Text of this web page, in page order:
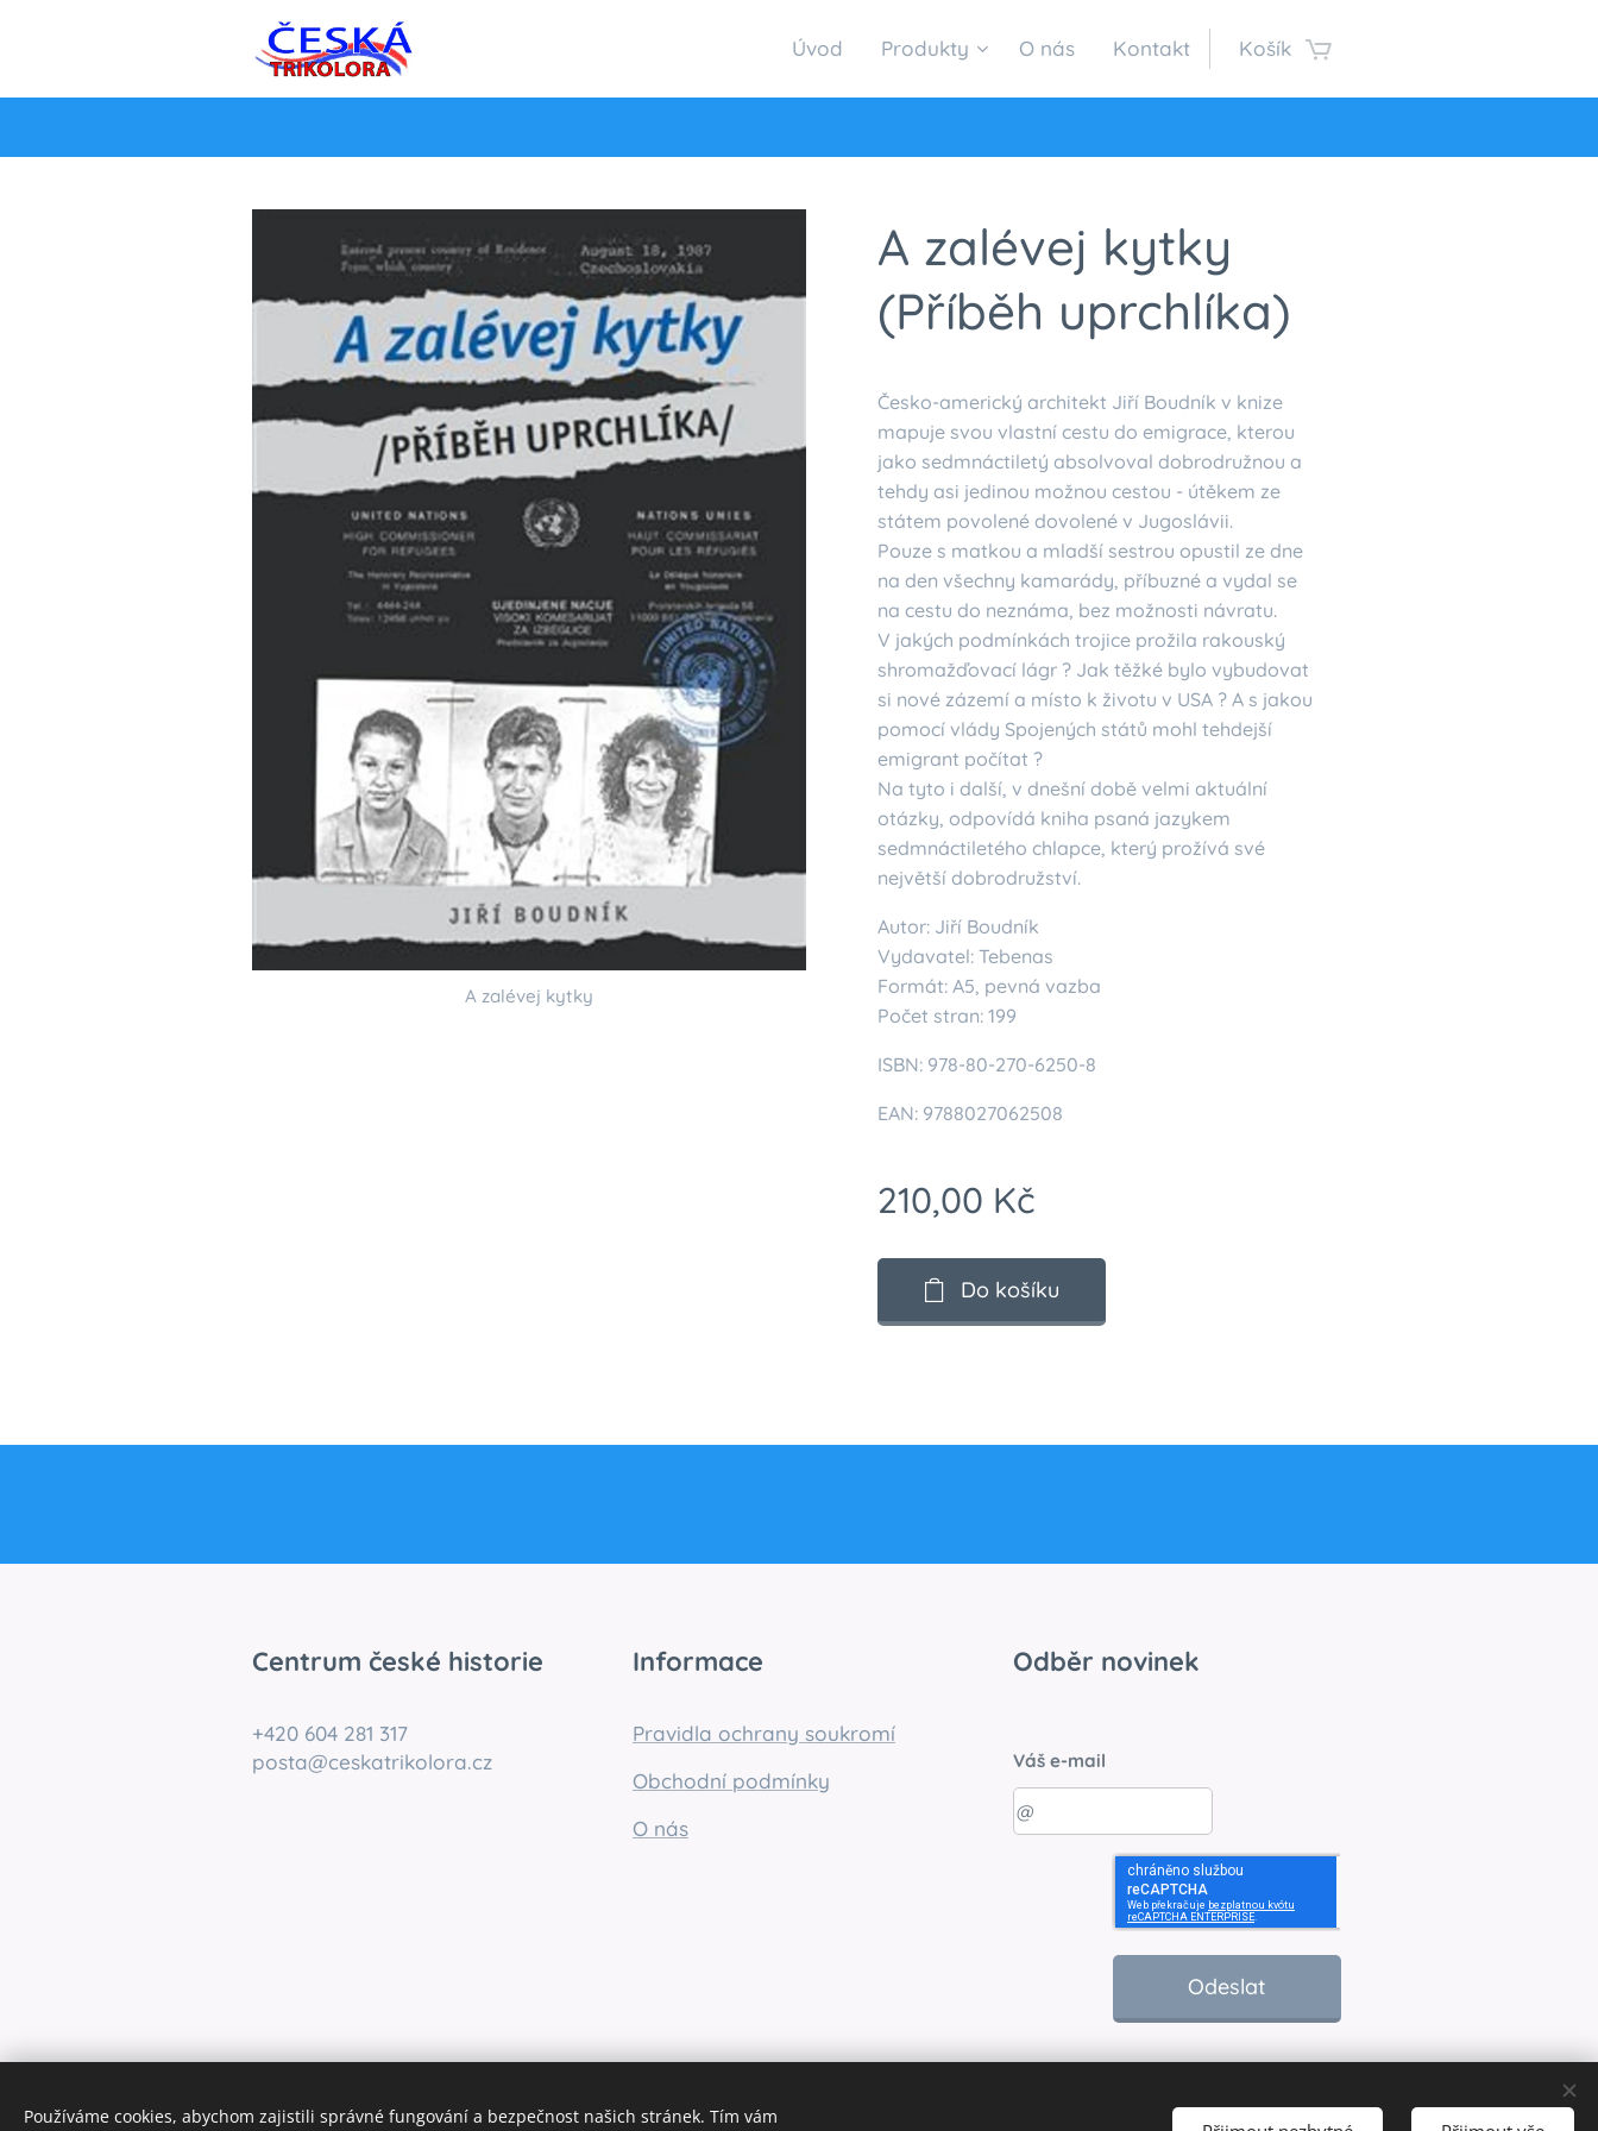
Úvod Produkty O nás Kontakt Košík
A zalévej kytky
(Příběh uprchlíka)
A zalévej kytky
Česko-americký architekt Jiří Boudník v knize
mapuje svou vlastní cestu do emigrace, kterou
jako sedmnáctiletý absolvoval dobrodružnou a
tehdy asi jedinou možnou cestou - útěkem ze
státem povolené dovolené v Jugoslávii.
Pouze s matkou a mladší sestrou opustil ze dne
na den všechny kamarády, příbuzné a vydal se
na cestu do neznáma, bez možnosti návratu.
V jakých podmínkách trojice prožila rakouský
shromažďovací lágr ? Jak těžké bylo vybudovat
si nové zázemí a místo k životu v USA ? A s jakou
pomocí vlády Spojených států mohl tehdejší
emigrant počítat ?
Na tyto i další, v dnešní době velmi aktuální
otázky, odpovídá kniha psaná jazykem
sedmnáctiletého chlapce, který prožívá své
největší dobrodružství.
Autor: Jiří Boudník
Vydavatel: Tebenas
Formát: A5, pevná vazba
Počet stran: 199
ISBN: 978-80-270-6250-8
EAN: 9788027062508
210,00 Kč
Do košíku
Centrum české historie
+420 604 281 317
posta@ceskatrikolora.cz
Informace
Pravidla ochrany soukromí
Obchodní podmínky
O nás
Odběr novinek
Váš e-mail
Odeslat
Používáme cookies, abychom zajistili správné fungování a bezpečnost našich stránek. Tím vám